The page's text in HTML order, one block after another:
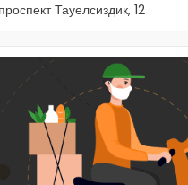
Тауелсиздик, 12